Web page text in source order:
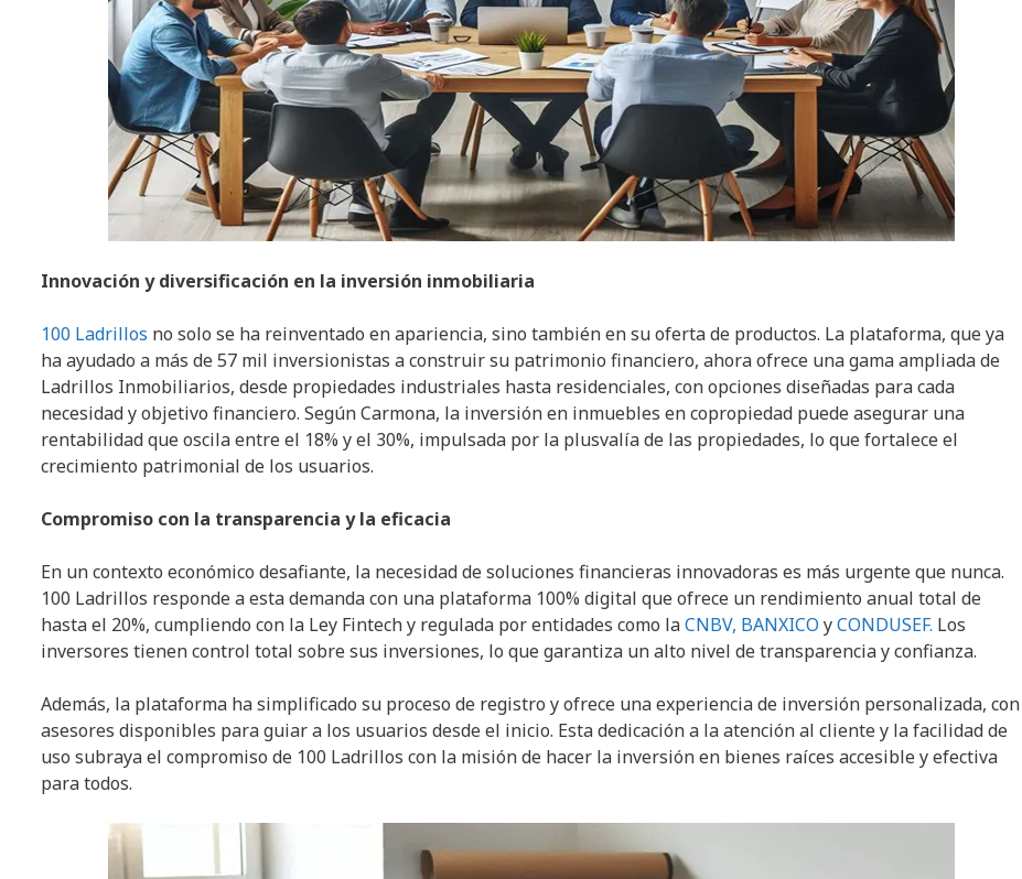
Innovación y diversificación en la inversión inmobiliaria
100 Ladrillos no solo se ha reinventado en apariencia, sino también en su oferta de productos. La plataforma, que ya
ha ayudado a más de 57 mil inversionistas a construir su patrimonio financiero, ahora ofrece una gama ampliada de
Ladrillos Inmobiliarios, desde propiedades industriales hasta residenciales, con opciones diseñadas para cada
necesidad y objetivo financiero. Según Carmona, la inversión en inmuebles en copropiedad puede asegurar una
rentabilidad que oscila entre el 18% y el 30%, impulsada por la plusvalía de las propiedades, lo que fortalece el
crecimiento patrimonial de los usuarios.
Compromiso con la transparencia y la eficacia
En un contexto económico desafiante, la necesidad de soluciones financieras innovadoras es más urgente que nunca.
100 Ladrillos responde a esta demanda con una plataforma 100% digital que ofrece un rendimiento anual total de
hasta el 20%, cumpliendo con la Ley Fintech y regulada por entidades como laCNBV, BANXICO yCONDUSEF. Los
inversores tienen control total sobre sus inversiones, lo que garantiza un alto nivel de transparencia y confianza.
Además, la plataforma ha simplificado su proceso de registro y ofrece una experiencia de inversión personalizada, con
asesores disponibles para guiar a los usuarios desde el inicio. Esta dedicación a la atención al cliente y la facilidad de
uso subraya el compromiso de 100 Ladrillos con la misión de hacer la inversión en bienes raíces accesible y efectiva
para todos.